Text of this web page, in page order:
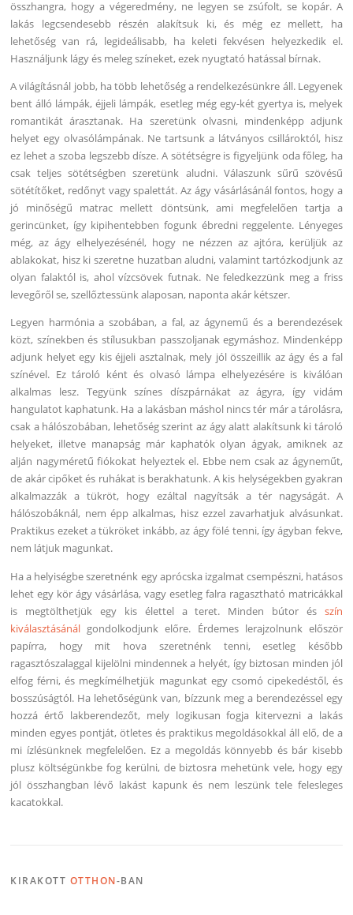
összhangra, hogy a végeredmény, ne legyen se zsúfolt, se kopár. A
lakás legcsendesebb részén alakítsuk ki, és még ez mellett, ha
lehetőség van rá, legideálisabb, ha keleti fekvésen helyezkedik el.
Használjunk lágy és meleg színeket, ezek nyugtató hatással bírnak.
A világításnál jobb, ha több lehetőség a rendelkezésünkre áll. Legyenek
bent álló lámpák, éjjeli lámpák, esetleg még egy-két gyertya is, melyek
romantikát árasztanak. Ha szeretünk olvasni, mindenképp adjunk
helyet egy olvasólámpának. Ne tartsunk a látványos csillároktól, hisz
ez lehet a szoba legszebb dísze. A sötétségre is figyeljünk oda főleg, ha
csak teljes sötétségben szeretünk aludni. Válaszunk sűrű szövésű
sötétítőket, redőnyt vagy spalettát. Az ágy vásárlásánál fontos, hogy a
jó minőségű matrac mellett döntsünk, ami megfelelően tartja a
gerincünket, így kipihentebben fogunk ébredni reggelente. Lényeges
még, az ágy elhelyezésénél, hogy ne nézzen az ajtóra, kerüljük az
ablakokat, hisz ki szeretne huzatban aludni, valamint tartózkodjunk az
olyan falaktól is, ahol vízcsövek futnak. Ne feledkezzünk meg a friss
levegőről se, szellőztessünk alaposan, naponta akár kétszer.
Legyen harmónia a szobában, a fal, az ágynemű és a berendezések
közt, színekben és stílusukban passzoljanak egymáshoz. Mindenképp
adjunk helyet egy kis éjjeli asztalnak, mely jól összeillik az ágy és a fal
színével. Ez tároló ként és olvasó lámpa elhelyezésére is kiválóan
alkalmas lesz. Tegyünk színes díszpárnákat az ágyra, így vidám
hangulatot kaphatunk. Ha a lakásban máshol nincs tér már a tárolásra,
csak a hálószobában, lehetőség szerint az ágy alatt alakítsunk ki tároló
helyeket, illetve manapság már kaphatók olyan ágyak, amiknek az
alján nagyméretű fiókokat helyeztek el. Ebbe nem csak az ágyneműt,
de akár cipőket és ruhákat is berakhatunk. A kis helységekben gyakran
alkalmazzák a tükröt, hogy ezáltal nagyítsák a tér nagyságát. A
hálószobáknál, nem épp alkalmas, hisz ezzel zavarhatjuk alvásunkat.
Praktikus ezeket a tükröket inkább, az ágy fölé tenni, így ágyban fekve,
nem látjuk magunkat.
Ha a helyiségbe szeretnénk egy aprócska izgalmat csempészni, hatásos
lehet egy kör ágy vásárlása, vagy esetleg falra ragasztható matricákkal
is megtölthetjük egy kis élettel a teret. Minden bútor és szín
kiválasztásánál gondolkodjunk előre. Érdemes lerajzolnunk először
papírra, hogy mit hova szeretnénk tenni, esetleg később
ragasztószalaggal kijelölni mindennek a helyét, így biztosan minden jól
elfog férni, és megkímélhetjük magunkat egy csomó cipekedéstől, és
bosszúságtól. Ha lehetőségünk van, bízzunk meg a berendezéssel egy
hozzá értő lakberendezőt, mely logikusan fogja kitervezni a lakás
minden egyes pontját, ötletes és praktikus megoldásokkal áll elő, de a
mi ízlésünknek megfelelően. Ez a megoldás könnyebb és bár kisebb
plusz költségünkbe fog kerülni, de biztosra mehetünk vele, hogy egy
jól összhangban lévő lakást kapunk és nem leszünk tele felesleges
kacatokkal.
KIRAKOTT OTTHON-BAN